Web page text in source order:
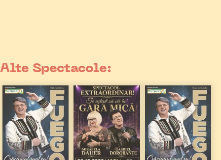
Alte Spectacole: